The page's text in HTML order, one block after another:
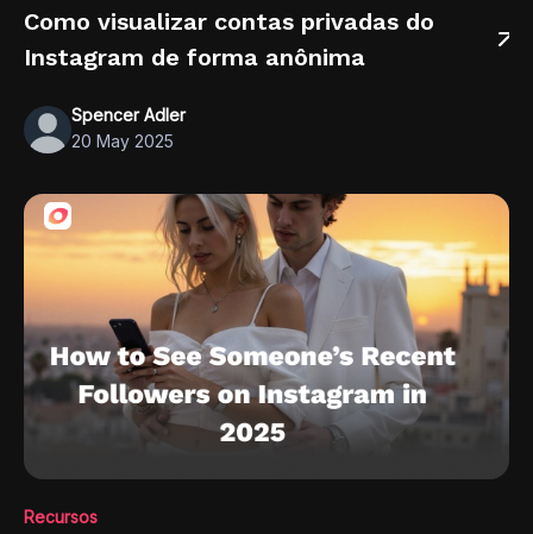
Como visualizar contas privadas do
Instagram de forma anônima
Spencer Adler
20 May 2025
Recursos